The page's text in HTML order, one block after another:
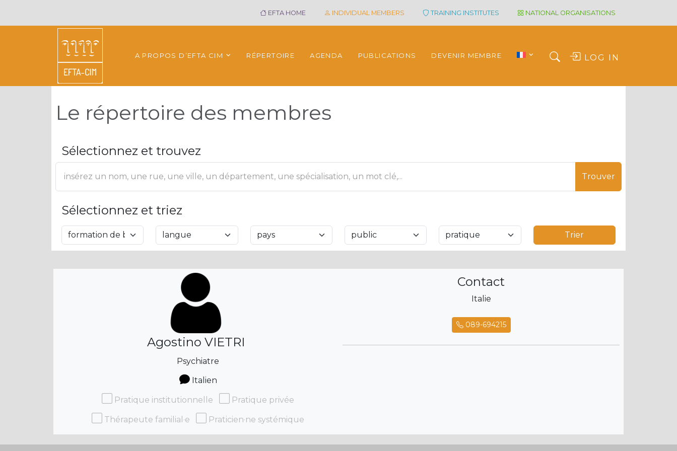
EFTA HOME INDIVIDUAL MEMBERS TRAINING INSTITUTES NATIONAL ORGANISATIONS
A PROPOS D’EFTA CIM RÉPERTOIRE AGENDA PUBLICATIONS DEVENIR MEMBRE LOG IN
Le répertoire des membres
Sélectionnez et trouvez
Trouver
Sélectionnez et triez
Trier
Agostino VIETRI
Psychiatre
Italien
Pratique institutionnelle Pratique privée
Thérapeute familial·e Praticien·ne systémique
Contact
Italie
089-694215